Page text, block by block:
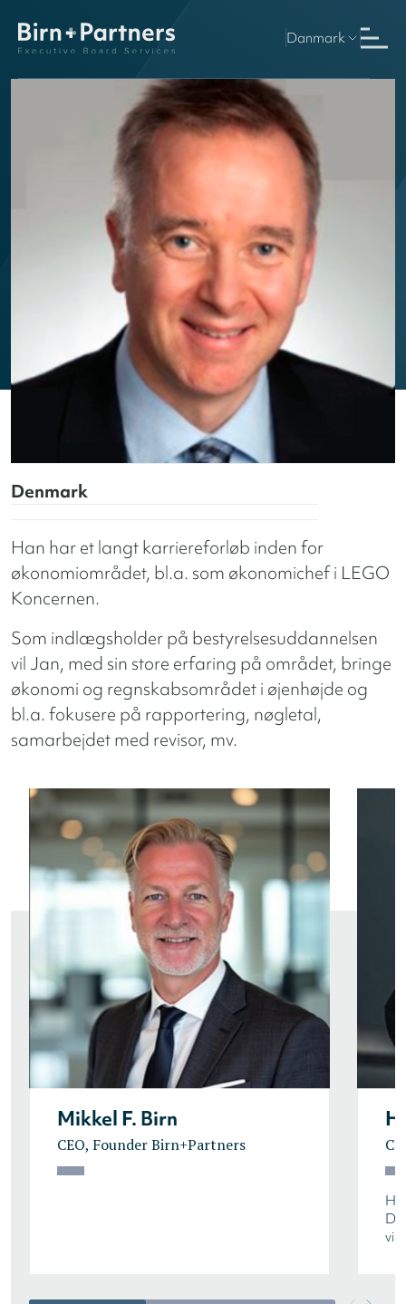
Danmark
Denmark
Han har et langt karriereforløb inden for
økonomiområdet, bl.a. som økonomichef i LEGO
Koncernen.
Som indlægsholder på bestyrelsesuddannelsen
vil Jan, med sin store erfaring på området, bringe
økonomi og regnskabsområdet i øjenhøjde og
bl.a. fokusere på rapportering, nøgletal,
samarbejdet med revisor, mv.
Mikkel F. Birn
CEO, Founder Birn+Partners